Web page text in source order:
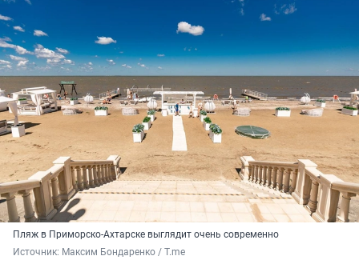
Пляж в Приморско-Ахтарске выглядит очень современно
Источник: Максим Бондаренко / T.me